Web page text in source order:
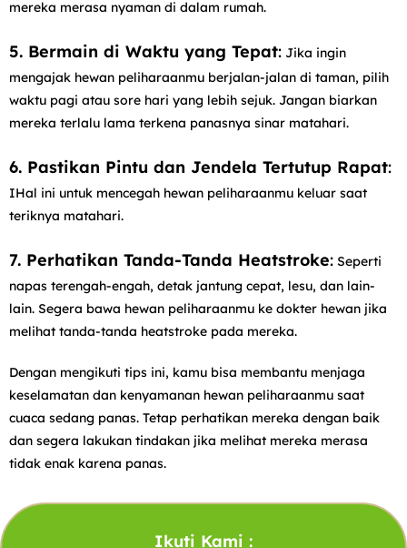
mereka merasa nyaman di dalam rumah.
5. Bermain di Waktu yang Tepat: Jika ingin
mengajak hewan peliharaanmu berjalan-jalan di taman, pilih
waktu pagi atau sore hari yang lebih sejuk. Jangan biarkan
mereka terlalu lama terkena panasnya sinar matahari.
6. Pastikan Pintu dan Jendela Tertutup Rapat:
IHal ini untuk mencegah hewan peliharaanmu keluar saat
teriknya matahari.
7. Perhatikan Tanda-Tanda Heatstroke: Seperti
napas terengah-engah, detak jantung cepat, lesu, dan lain-
lain. Segera bawa hewan peliharaanmu ke dokter hewan jika
melihat tanda-tanda heatstroke pada mereka.
Dengan mengikuti tips ini, kamu bisa membantu menjaga
keselamatan dan kenyamanan hewan peliharaanmu saat
cuaca sedang panas. Tetap perhatikan mereka dengan baik
dan segera lakukan tindakan jika melihat mereka merasa
tidak enak karena panas.
Ikuti Kami :